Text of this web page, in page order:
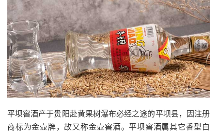
平坝窖酒产于贵阳赴黄果树瀑布必经之途的平坝县，因注册
商标为金壶牌，故又称金壶窖酒。平坝窖酒属其它香型白